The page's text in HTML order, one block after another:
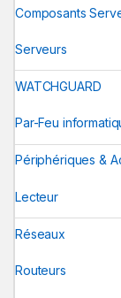
Composants
Serveurs
WATCHGUARD
Par-Feu
Périphériques &
Lecteur
Réseaux
Routeurs